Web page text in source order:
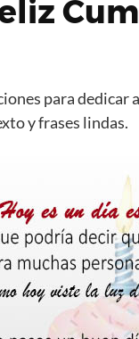
para dedicar
y frases lindas.